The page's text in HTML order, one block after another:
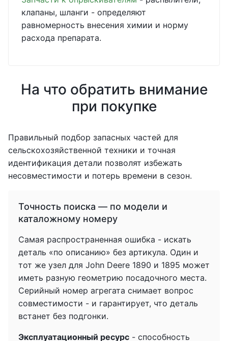
клапаны, шланги - определяют
равномерность внесения химии и норму
расхода препарата.
На что обратить внимание
при покупке
Правильный подбор запасных частей для
сельскохозяйственной техники и точная
идентификация детали позволят избежать
несовместимости и потерь времени в сезон.
Точность поиска — по модели и
каталожному номеру
Самая распространенная ошибка - искать
деталь «по описанию» без артикула. Один и
тот же узел для John Deere 1890 и 1895 может
иметь разную геометрию посадочного места.
Серийный номер агрегата снимает вопрос
совместимости - и гарантирует, что деталь
встанет без подгонки.
Эксплуатационный ресурс - способность